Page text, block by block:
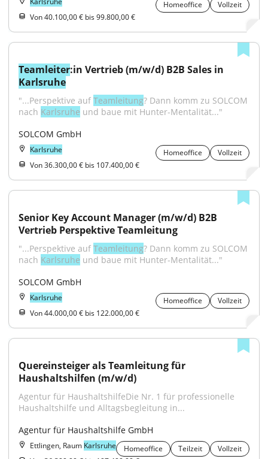
Homeoffice
Vollzeit
Von 40.100,00 € bis 99.800,00 €
Teamleiter
Karlsruhe
"...Perspektive auf Teamleitung? Dann komm zu SOLCOM
nach Karlsruhe und baue mit Hunter-Mentalität..."
SOLCOM GmbH
Karlsruhe Homeoffice
Vollzeit
Von 36.300,00 € bis 107.400,00 €
Senior Key Account Manager (m/w/d) B2B
Vertrieb Perspektive Teamleitung
"...Perspektive auf Teamleitung? Dann komm zu SOLCOM
nach Karlsruhe und baue mit Hunter-Mentalität..."
SOLCOM GmbH
Karlsruhe Homeoffice
Vollzeit
Von 44.000,00 € bis 122.000,00 €
Quereinsteiger als Teamleitung für
Haushaltshilfen (m/w/d)
Agentur für HaushaltshilfeDie Nr. 1 für professionelle
Haushaltshilfe und Alltagsbegleitung in...
Agentur für Haushaltshilfe GmbH
Ettlingen, Raum Karlsruhe Homeoffice Teilzeit
Vollzeit